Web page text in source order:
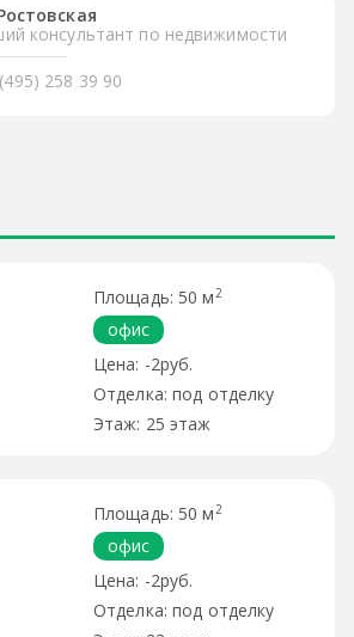
консультант по недвижимости
258 39 90
50 м 2
офис
-2руб.
под отделку
25 этаж
50 м 2
офис
-2руб.
под отделку